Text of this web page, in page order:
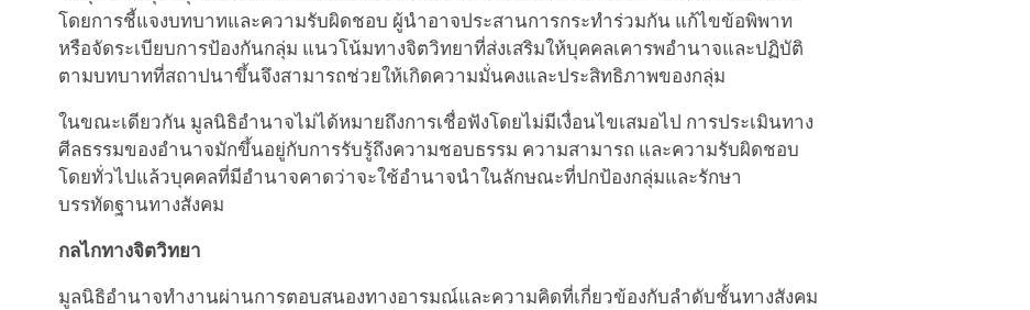
โดยการชี้แจงบทบาทและความรับผิดชอบ ผู้นำอาจประสานการกระทำร่วมกัน แก้ไขข้อพิพาท
หรือจัดระเบียบการป้องกันกลุ่ม แนวโน้มทางจิตวิทยาที่ส่งเสริมให้บุคคลเคารพอำนาจและปฏิบัติ
ตามบทบาทที่สถาปนาขึ้นจึงสามารถช่วยให้เกิดความมั่นคงและประสิทธิภาพของกลุ่ม
ในขณะเดียวกัน มูลนิธิอำนาจไม่ได้หมายถึงการเชื่อฟังโดยไม่มีเงื่อนไขเสมอไป การประเมินทาง
ศีลธรรมของอำนาจมักขึ้นอยู่กับการรับรู้ถึงความชอบธรรม ความสามารถ และความรับผิดชอบ
โดยทั่วไปแล้วบุคคลที่มีอำนาจคาดว่าจะใช้อำนาจนำในลักษณะที่ปกป้องกลุ่มและรักษา
บรรทัดฐานทางสังคม
กลไกทางจิตวิทยา
มูลนิธิอำนาจทำงานผ่านการตอบสนองทางอารมณ์และความคิดที่เกี่ยวข้องกับลำดับชั้นทางสังคม